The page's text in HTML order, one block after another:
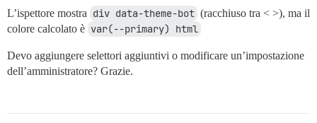
L’ispettore mostra div data-theme-bot (racchiuso tra < >), ma il
colore calcolato è var(--primary) html
Devo aggiungere selettori aggiuntivi o modificare un’impostazione
dell’amministratore? Grazie.